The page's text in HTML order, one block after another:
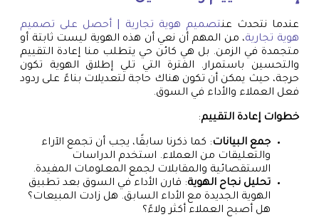
عندما نتحدث عنتصميم هوية تجارية | أحصل على تصميم
هوية تجارية، من المهم أن نعي أن هذه الهوية ليست ثابتة أو
متجمدة في الزمن. بل هي كائن حي يتطلب منا إعادة التقييم
والتحسين باستمرار. الفترة التي تلي إطلاق الهوية تكون
حرجة، حيث يمكن أن تكون هناك حاجة لتعديلات بناءً على ردود
فعل العملاء والأداء في السوق.
خطوات إعادة التقييم:
جمع البيانات: كما ذكرنا سابقًا، يجب أن تجمع الآراء
والتعليقات من العملاء. استخدم الدراسات
الاستقصائية والمقابلات لجمع المعلومات المفيدة.
تحليل نجاح الهوية: قارن الأداء في السوق بعد تطبيق
الهوية الجديدة مع الأداء السابق. هل زادت المبيعات؟
هل أصبح العملاء أكثر ولاءً؟